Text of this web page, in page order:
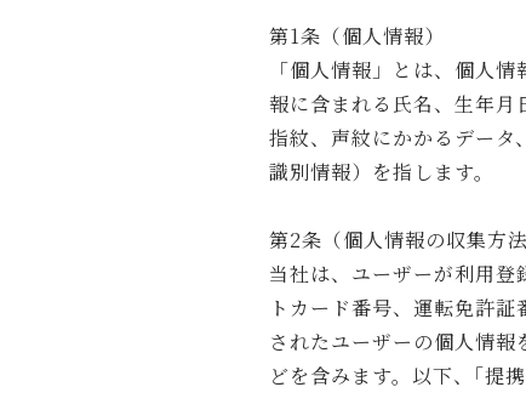
第1条（個人情報）
「個人情報」とは、個人
報に含まれる氏名、生年月
指紋、声紋にかかるデータ
識別情報）を指します。
第2条（個人情報の収集方法
当社は、ユーザーが利用
トカード番号、運転免許
されたユーザーの個人情
どを含みます。以下、｢提